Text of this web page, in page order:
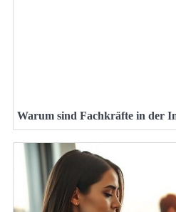
Warum sind Fachkräfte in der